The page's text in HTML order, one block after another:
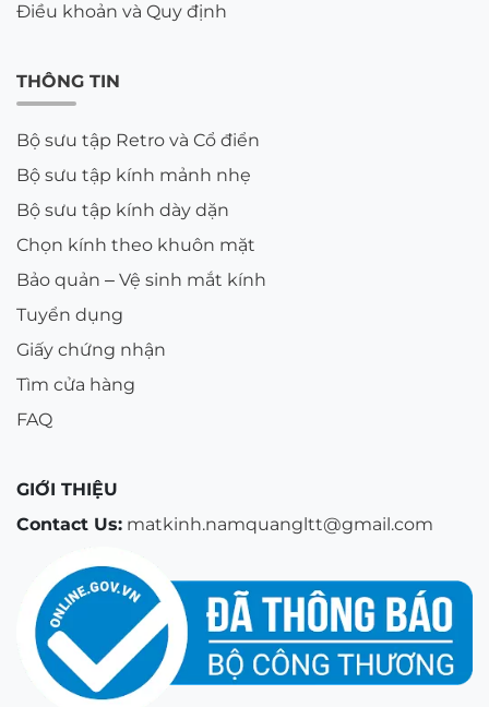
Điều khoản và Quy định
THÔNG TIN
Bộ sưu tập Retro và Cổ điển
Bộ sưu tập kính mảnh nhẹ
Bộ sưu tập kính dày dặn
Chọn kính theo khuôn mặt
Bảo quản – Vệ sinh mắt kính
Tuyển dụng
Giấy chứng nhận
Tìm cửa hàng
FAQ
GIỚI THIỆU
Contact Us: matkinh.namquangltt@gmail.com